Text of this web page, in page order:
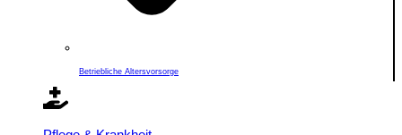
Betriebliche Altersvorsorge